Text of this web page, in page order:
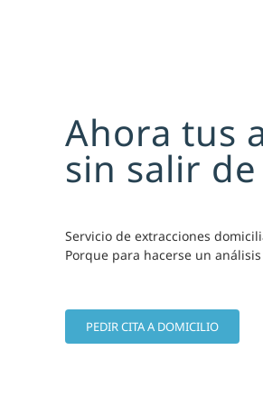
Ahora tus
sin salir de
Servicio de extracciones
Porque para hacerse un
PEDIR CITA A DOMICILIO